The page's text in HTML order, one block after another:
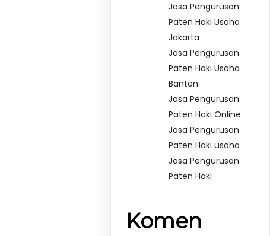
Jasa Pengurusan
Paten Haki Usaha
Jakarta
Jasa Pengurusan
Paten Haki Usaha
Banten
Jasa Pengurusan
Paten Haki Online
Jasa Pengurusan
Paten Haki usaha
Jasa Pengurusan
Paten Haki
Komen